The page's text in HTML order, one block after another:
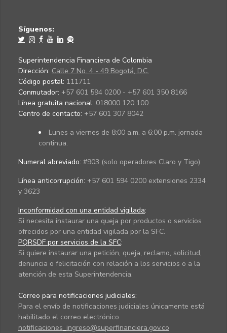
Síguenos:
Superintendencia Financiera de Colombia
Dirección: Calle 7 No. 4 - 49 Bogotá, D.C.
Código postal: 111711
Conmutador: +57 601 594 0200 - +57 601 350 8166
Línea gratuita nacional: 018000 120 100
Centro de contacto: +57 601 307 8042
Lunes a viernes de 8:00 a.m. a 6:00 p.m. jornada
continua.
Numeral abreviado: #903 (solo operadores Claro y Tigo)
Línea anticorrupción: +57 601 594 0200 extensiones 2334
y 3623
Inconformidad con una entidad vigilada:
Si necesita instaurar una queja por productos o servicios
ofrecidos por una entidad vigilada por la SFC.
PQRSDF por servicios de la SFC:
Si quiere instaurar una petición, queja, reclamo, solicitud,
denuncia o felicitación con relación a los servicios o a la
atención de esta Superintendencia.
Correo para notificaciones judiciales:
Para el envío de notificaciones judiciales únicamente está
habilitado el correo electrónico
notificaciones_ingreso@superfinanciera.gov.co